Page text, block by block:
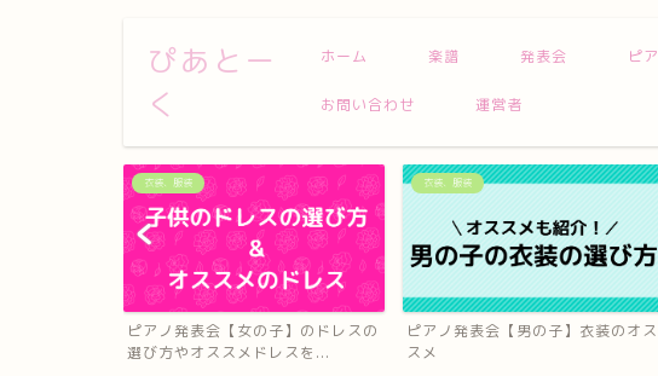
ぴあとー
く
ホーム 楽譜 発表会 ピ
お問い合わせ 運営者
衣装、服装
ピアノ発表会【女の子】のドレスの
選び方やオススメドレスを...
衣装、服装
ピアノ発表会【男の子】衣装のオス
スメ